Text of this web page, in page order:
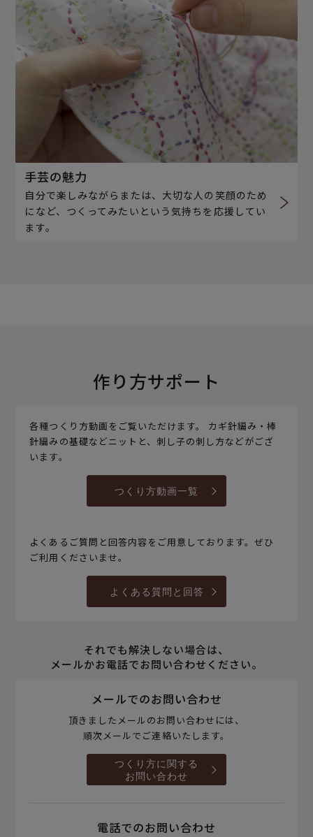
手芸の魅力
自分で楽しみながらまたは、大切な人の笑顔のため
になど、つくってみたいという気持ちを応援してい
ます。
作り方サポート
各種つくり方動画をご覧いただけます。 カギ針編み・棒
針編みの基礎などニットと、刺し子の刺し方などがござ
います。
つくり方動画一覧
よくあるご質問と回答内容をご用意しております。ぜひ
ご利用くださいませ。
よくある質問と回答
それでも解決しない場合は、
メールかお電話でお問い合わせください。
メールでのお問い合わせ
頂きましたメールのお問い合わせには、
順次メールでご連絡いたします。
つくり方に関する
お問い合わせ
電話でのお問い合わせ